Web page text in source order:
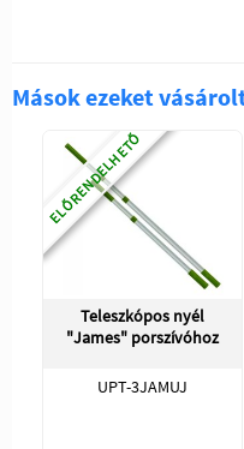
Mások ezeket
ELŐRENDELHETŐ
Teleszkópos nyél
"James" porszívóhoz
UPT-3JAMUJ